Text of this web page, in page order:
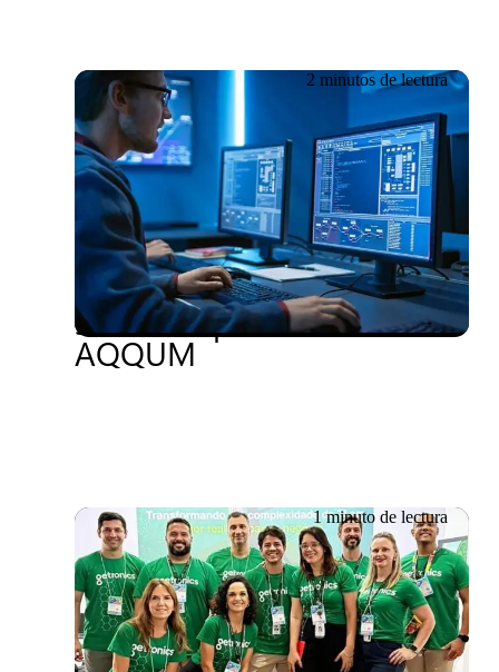
2 minutos de lectura
19.06.2026
Una solución de
«Blockchain como
servicio»: presentamos
AQQUM
1 minuto de lectura
09.06.2026